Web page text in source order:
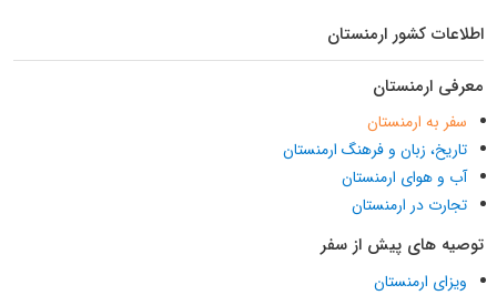
اطلاعات کشور ارمنستان
معرفی ارمنستان
سفر به ارمنستان
تاریخ، زبان و فرهنگ ارمنستان
آب و هوای ارمنستان
تجارت در ارمنستان
توصیه های پیش از سفر
ویزای ارمنستان